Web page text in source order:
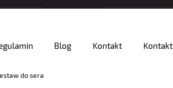
Blog Kontakt Kontakt
do sera